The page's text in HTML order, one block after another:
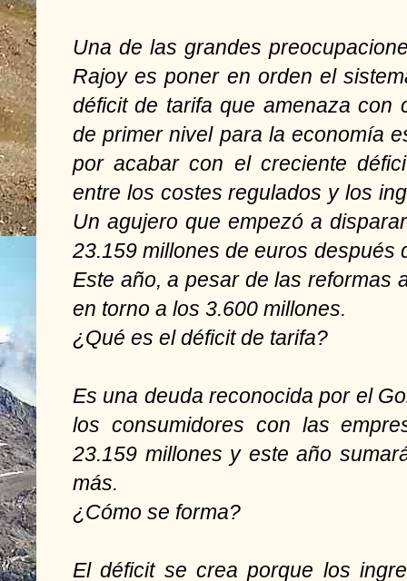
Una de las grandes
Rajoy es poner en orden el
déficit de tarifa que amenaza con
de primer nivel para la economía
por acabar con el creciente
entre los costes regulados y los
Un agujero que empezó a
23.159 millones de euros después
Este año, a pesar de las reformas
en torno a los 3.600 millones.
¿Qué es el déficit de tarifa?
Es una deuda reconocida por el
los consumidores con las
23.159 millones y este año
más.
¿Cómo se forma?
El déficit se crea porque los